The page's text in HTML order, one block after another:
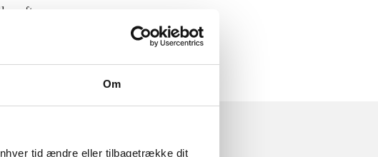
Om
tid ændre eller tilbagetrække dit
ofte om